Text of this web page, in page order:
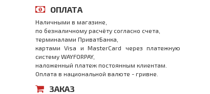
ОПЛАТА
Наличными в магазине,
по безналичному расчёту согласно счета,
терминалами ПриватБанка,
картами Visa и MasterCard через платежную
систему WAYFORPAY,
наложенный платеж постоянным клиентам.
Оплата в национальной валюте - гривне.
ЗАКАЗ